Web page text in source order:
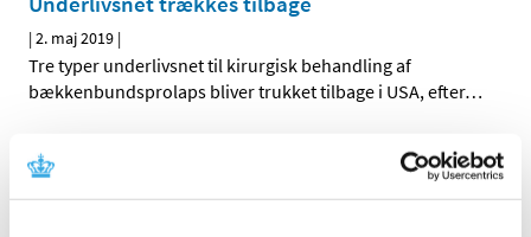
|2. maj 2019 |
Tre typer underlivsnet til kirurgisk behandling af
bækkenbundsprolaps bliver trukket tilbage i USA, efter…
Alle (2506)